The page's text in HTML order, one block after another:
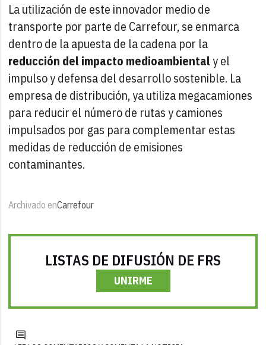
La utilización de este innovador medio de
transporte por parte de Carrefour, se enmarca
dentro de la apuesta de la cadena por la
reducción del impacto medioambientaly el
impulso y defensa del desarrollo sostenible. La
empresa de distribución, ya utiliza megacamiones
para reducir el número de rutas y camiones
impulsados por gas para complementar estas
medidas de reducción de emisiones
contaminantes.
Archivado enCarrefour
LISTAS DE DIFUSIÓN DE FRS
UNIRME